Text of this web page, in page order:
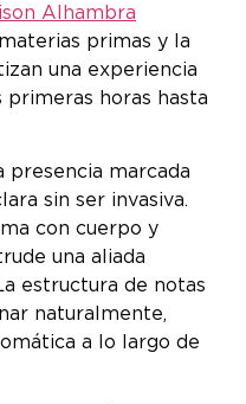
Alhambra
primas y la
una experiencia
horas hasta
presencia marcada
sin ser invasiva.
con cuerpo y
una aliada
estructura de notas
naturalmente,
a lo largo de